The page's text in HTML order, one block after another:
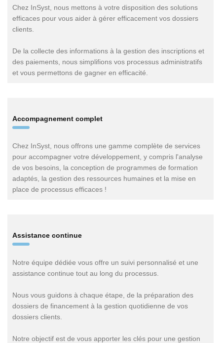
Chez InSyst, nous mettons à votre disposition des solutions
efficaces pour vous aider à gérer efficacement vos dossiers
clients.
De la collecte des informations à la gestion des inscriptions et
des paiements, nous simplifions vos processus administratifs
et vous permettons de gagner en efficacité.
Accompagnement complet
Chez InSyst, nous offrons une gamme complète de services
pour accompagner votre développement, y compris l'analyse
de vos besoins, la conception de programmes de formation
adaptés, la gestion des ressources humaines et la mise en
place de processus efficaces !
Assistance continue
Notre équipe dédiée vous offre un suivi personnalisé et une
assistance continue tout au long du processus.
Nous vous guidons à chaque étape, de la préparation des
dossiers de financement à la gestion quotidienne de vos
dossiers clients.
Notre objectif est de vous apporter les clés pour une gestion